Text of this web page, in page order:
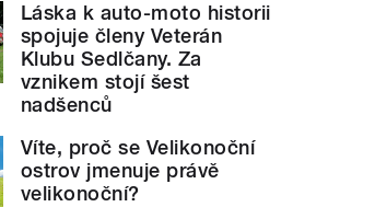
Láska k auto-moto historii
spojuje členy Veterán
Klubu Sedlčany. Za
vznikem stojí šest
nadšenců
Víte, proč se Velikonoční
ostrov jmenuje právě
velikonoční?